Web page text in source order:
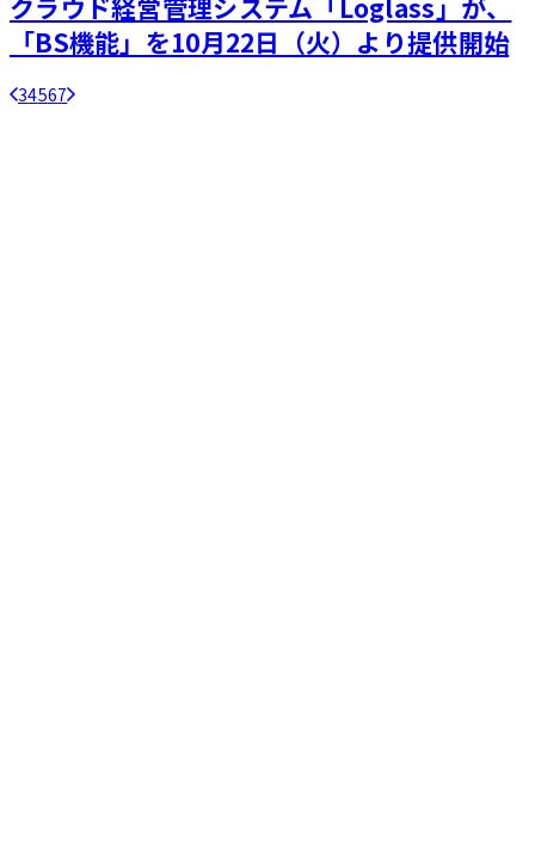
クラウド経営管理システム「Loglass」が、
「BS機能」を10月22日（火）より提供開始
34567